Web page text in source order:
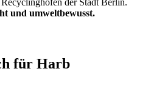
der Stadt Berlin.
und umweltbewusst.
für Harb